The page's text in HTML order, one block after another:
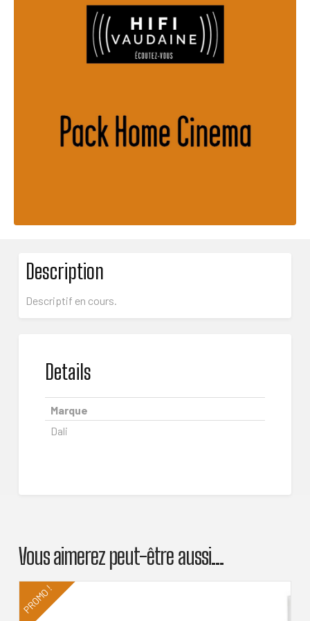
Description
Descriptif en cours.
Details
Marque
Dali
Vous aimerez peut-être aussi…
PROMO !